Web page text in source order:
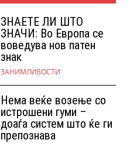
ЗНАEТЕ ЛИ ШТО
ЗНАЧИ: Во Европа се
воведува нов патен
знак
ЗАНИМЛИВОСТИ
Нема веќе возење со
истрошени гуми –
доаѓа систем што ќе ги
препознава